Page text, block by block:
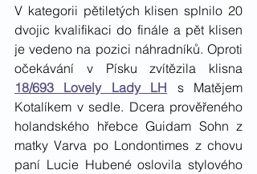
V kategorii pětiletých klisen splnilo 20
dvojic kvalifikaci do finále a pět klisen
je vedeno na pozici náhradníků. Oproti
18/693 Lovely Lady LH s Matějem
Kotalíkem v sedle. Dcera prověřeného
holandského hřebce Guidam Sohn z
matky Varva po Londontimes z chovu
paní Lucie Hubené oslovila stylového